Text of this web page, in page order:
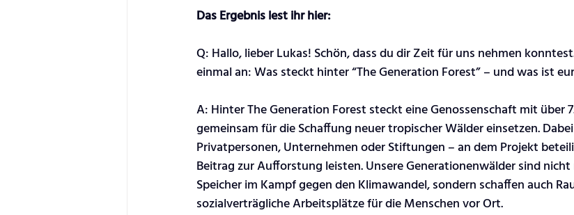
Das Ergebnis lest ihr hier:
Q: Hallo, lieber Lukas! Schön, dass du dir Zeit für uns nehmen
einmal an: Was steckt hinter “The Generation Forest” – und was ist
A: Hinter The Generation Forest steckt eine Genossenschaft mit über
gemeinsam für die Schaffung neuer tropischer Wälder einsetzen.
Privatpersonen, Unternehmen oder Stiftungen – an dem Projekt
Beitrag zur Aufforstung leisten. Unsere Generationenwälder sind
Speicher im Kampf gegen den Klimawandel, sondern schaffen auch
sozialverträgliche Arbeitsplätze für die Menschen vor Ort.